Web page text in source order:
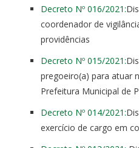
Decreto Nº 016/2021:
coordenador de
providências
Decreto Nº 015/2021:
pregoeiro(a) para atuar
Prefeitura Municipal de
Decreto Nº 014/2021:
exercício de cargo em